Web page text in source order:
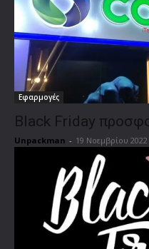
Εφαρμογές
Black Friday
Unpackman - 19 Νοεμβρίου 2022